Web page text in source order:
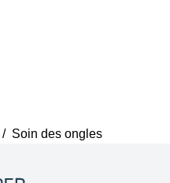
/ Soin des ongles